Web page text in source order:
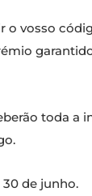
vosso
toda
de junho.